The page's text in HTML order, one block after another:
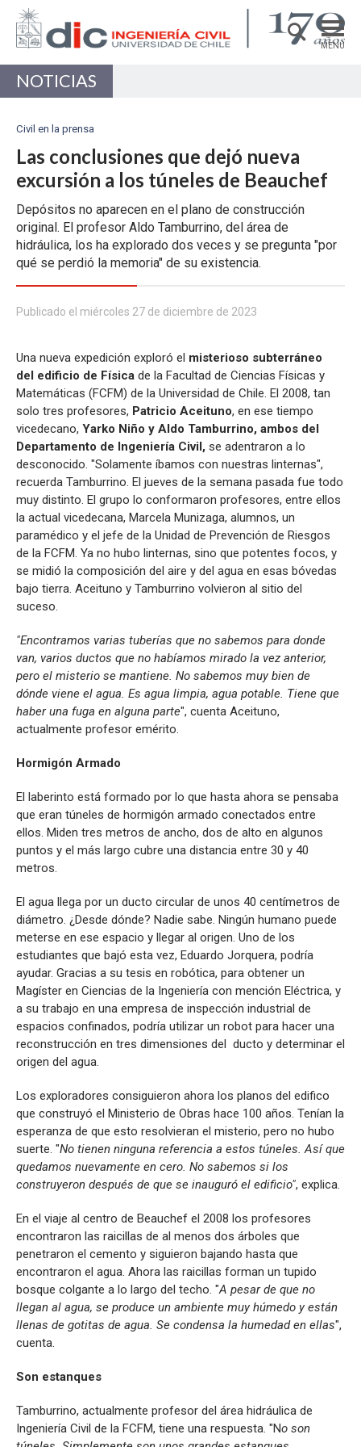
MENÚ
PREGRADO
POSTGRADO
INVESTIGACIÓN
EXTENSIÓN
Ingeniería de Transporte
NOTICIAS
Civil en la prensa
Las conclusiones que dejó nueva
excursión a los túneles de Beauchef
Depósitos no aparecen en el plano de construcción
original. El profesor Aldo Tamburrino, del área de
hidráulica, los ha explorado dos veces y se pregunta "por
qué se perdió la memoria" de su existencia.
Publicado el miércoles 27 de diciembre de 2023
Una nueva expedición exploró el misterioso subterráneo
del edificio de Física de la Facultad de Ciencias Físicas y
Matemáticas (FCFM) de la Universidad de Chile. El 2008, tan
solo tres profesores, Patricio Aceituno, en ese tiempo
vicedecano, Yarko Niño y Aldo Tamburrino, ambos del
Departamento de Ingeniería Civil, se adentraron a lo
desconocido. "Solamente íbamos con nuestras linternas",
recuerda Tamburrino. El jueves de la semana pasada fue todo
muy distinto. El grupo lo conformaron profesores, entre ellos
la actual vicedecana, Marcela Munizaga, alumnos, un
paramédico y el jefe de la Unidad de Prevención de Riesgos
de la FCFM. Ya no hubo linternas, sino que potentes focos, y
se midió la composición del aire y del agua en esas bóvedas
bajo tierra. Aceituno y Tamburrino volvieron al sitio del
suceso.
"Encontramos varias tuberías que no sabemos para donde
van, varios ductos que no habíamos mirado la vez anterior,
pero el misterio se mantiene. No sabemos muy bien de
dónde viene el agua. Es agua limpia, agua potable. Tiene que
haber una fuga en alguna parte", cuenta Aceituno,
actualmente profesor emérito.
Hormigón Armado
El laberinto está formado por lo que hasta ahora se pensaba
que eran túneles de hormigón armado conectados entre
ellos. Miden tres metros de ancho, dos de alto en algunos
puntos y el más largo cubre una distancia entre 30 y 40
metros.
El agua llega por un ducto circular de unos 40 centímetros de
diámetro. ¿Desde dónde? Nadie sabe. Ningún humano puede
meterse en ese espacio y llegar al origen. Uno de los
estudiantes que bajó esta vez, Eduardo Jorquera, podría
ayudar. Gracias a su tesis en robótica, para obtener un
Magíster en Ciencias de la Ingeniería con mención Eléctrica, y
a su trabajo en una empresa de inspección industrial de
espacios confinados, podría utilizar un robot para hacer una
reconstrucción en tres dimensiones del ducto y determinar el
origen del agua.
Los exploradores consiguieron ahora los planos del edifico
que construyó el Ministerio de Obras hace 100 años. Tenían la
esperanza de que esto resolvieran el misterio, pero no hubo
suerte. "No tienen ninguna referencia a estos túneles. Así que
quedamos nuevamente en cero. No sabemos si los
construyeron después de que se inauguró el edificio", explica.
En el viaje al centro de Beauchef el 2008 los profesores
encontraron las raicillas de al menos dos árboles que
penetraron el cemento y siguieron bajando hasta que
encontraron el agua. Ahora las raicillas forman un tupido
bosque colgante a lo largo del techo. "A pesar de que no
llegan al agua, se produce un ambiente muy húmedo y están
llenas de gotitas de agua. Se condensa la humedad en ellas",
cuenta.
Son estanques
Tamburrino, actualmente profesor del área hidráulica de
Ingeniería Civil de la FCFM, tiene una respuesta. "No son